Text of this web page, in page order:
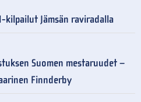
kilpailut Jämsän raviradalla
Suomen mestaruudet –
Finnderby